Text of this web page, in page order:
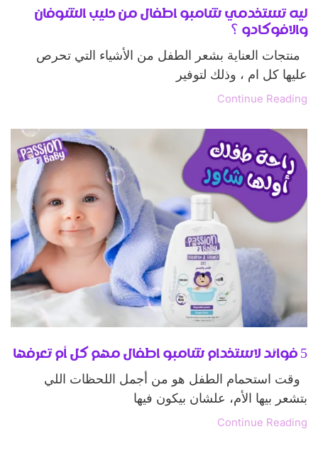
ليه تستخدمي شامبو اطفال من حليب الشوفان
والافوكادو ؟
منتجات العناية بشعر الطفل من الأشياء التي تحرص
عليها كل ام ، وذلك لتوفير
Continue Reading
5 فوائد لاستخدام شامبو اطفال مهم كل أم تعرفها
وقت استحمام الطفل هو من أجمل اللحظات اللي
بتشعر بيها الأم، علشان بيكون فيها
Continue Reading